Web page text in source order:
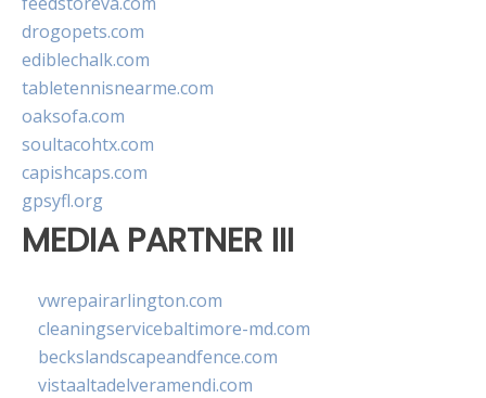
drogopets.com
ediblechalk.com
tabletennisnearme.com
oaksofa.com
soultacohtx.com
capishcaps.com
gpsyfl.org
MEDIA PARTNER III
vwrepairarlington.com
cleaningservicebaltimore-md.com
beckslandscapeandfence.com
vistaaltadelveramendi.com